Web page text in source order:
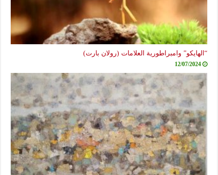
“الهايكو” وامبراطورية العلامات (رولان بارت)
12/07/2024